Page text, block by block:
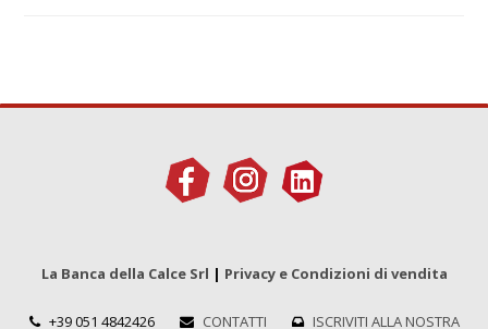
La Banca della Calce Srl | Privacy e Condizioni di vendita
+39 051 4842426 CONTATTI ISCRIVITI ALLA NOSTRA